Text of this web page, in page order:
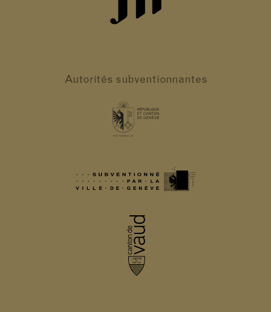
Autorités subventionnantes